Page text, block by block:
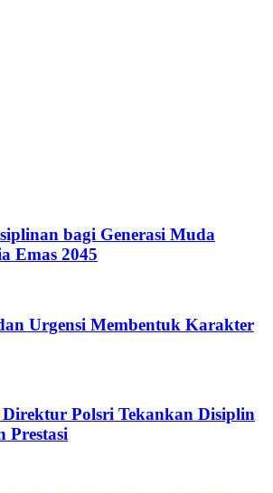
bagi Generasi Muda
Emas 2045
Urgensi Membentuk Karakter
Polsri Tekankan Disiplin
Prestasi